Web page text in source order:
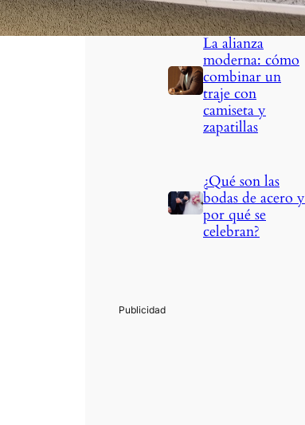
La alianza
moderna: cómo
combinar un
traje con
camiseta y
zapatillas
¿Qué son las
bodas de acero y
por qué se
celebran?